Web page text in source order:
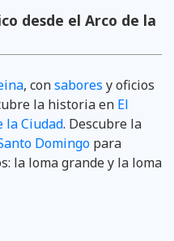
desde el Arco de la
, consabores y oficios
la historia en El
la Ciudad. Descubre la
Domingo para
la loma grande y la loma